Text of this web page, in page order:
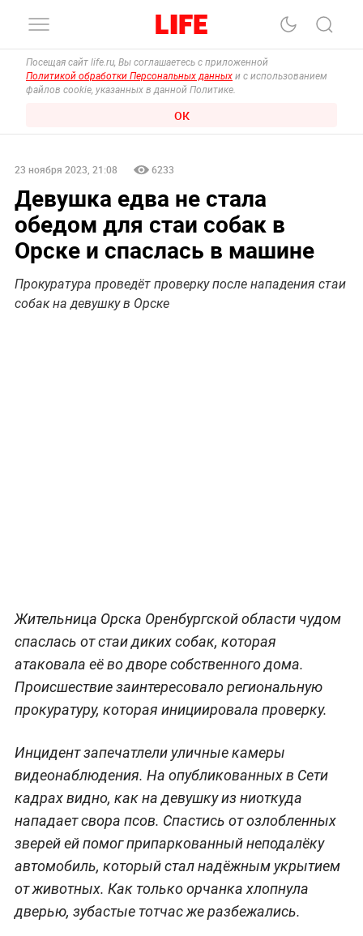
Посещая сайт life.ru, Вы соглашаетесь с приложенной
Политикой обработки Персональных данных и с использованием
файлов cookie, указанных в данной Политике.
ОК
23 ноября 2023, 21:08 6233
Девушка едва не стала
обедом для стаи собак в
Орске и спаслась в машине
Прокуратура проведёт проверку после нападения стаи
собак на девушку в Орске
Жительница Орска Оренбургской области чудом
спаслась от стаи диких собак, которая
атаковала её во дворе собственного дома.
Происшествие заинтересовало региональную
прокуратуру, которая инициировала проверку.
Инцидент запечатлели уличные камеры
видеонаблюдения. На опубликованных в Сети
кадрах видно, как на девушку из ниоткуда
нападает свора псов. Спастись от озлобленных
зверей ей помог припаркованный неподалёку
автомобиль, который стал надёжным укрытием
от животных. Как только орчанка хлопнула
дверью, зубастые тотчас же разбежались.